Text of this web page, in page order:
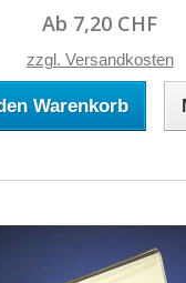
Ab 7,20 CHF
zzgl. Versandkosten
Warenkorb